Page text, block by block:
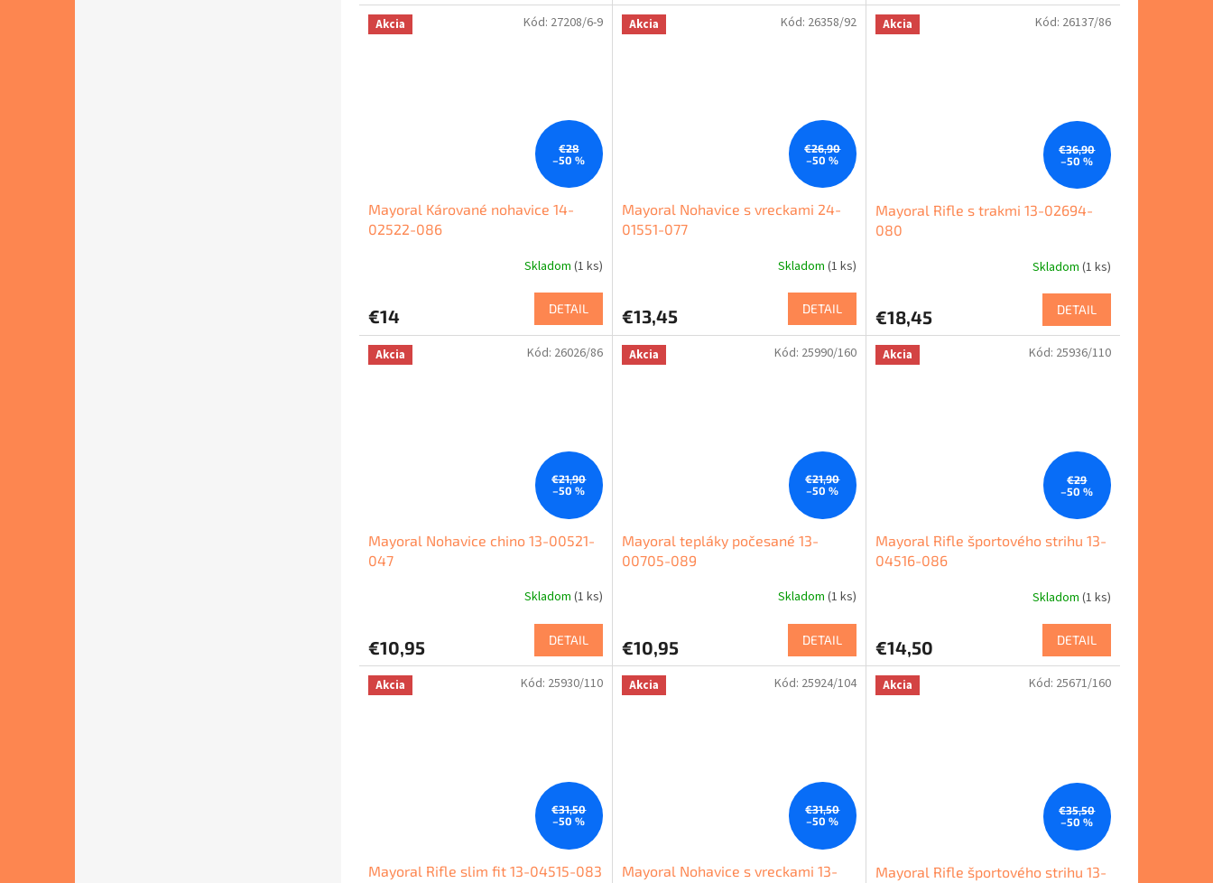
Akcia
€28
–50 %
Mayoral Kárované nohavice 14-
02522-086
Skladom (1 ks)
€14 DETAIL
Kód: 27208/6-9 Akcia
€26,90
–50 %
Mayoral Nohavice s vreckami 24-
01551-077
Skladom (1 ks)
€13,45 DETAIL
Kód: 26358/92 Akcia
€36,90
–50 %
Mayoral Rifle s trakmi 13-02694-
080
Skladom (1 ks)
€18,45 DETAIL
Kód: 26137/86
Akcia
€21,90
–50 %
Mayoral Nohavice chino 13-00521-
047
Skladom (1 ks)
€10,95 DETAIL
Kód: 26026/86 Akcia
€21,90
–50 %
Mayoral tepláky počesané 13-
00705-089
Skladom (1 ks)
€10,95 DETAIL
Kód: 25990/160 Akcia
€29
–50 %
Mayoral Rifle športového strihu 13-
04516-086
Skladom (1 ks)
€14,50 DETAIL
Kód: 25936/110
Akcia
€31,50
–50 %
Mayoral Rifle slim fit 13-04515-083
Kód: 25930/110 Akcia
€31,50
–50 %
Mayoral Nohavice s vreckami 13-
Kód: 25924/104 Akcia
€35,50
–50 %
Mayoral Rifle športového strihu 13-
Kód: 25671/160